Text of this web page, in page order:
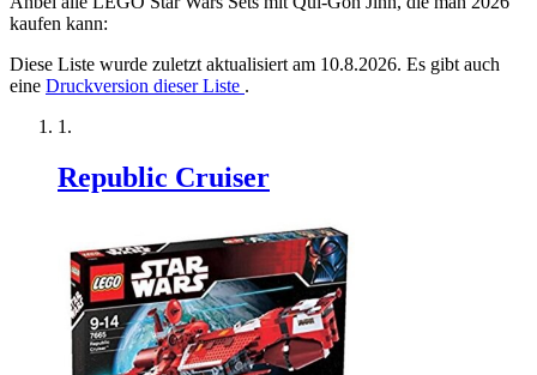
kaufen kann:
Diese Liste wurde zuletzt aktualisiert am 10.8.2026. Es gibt auch
eine Druckversion dieser Liste .
Republic Cruiser